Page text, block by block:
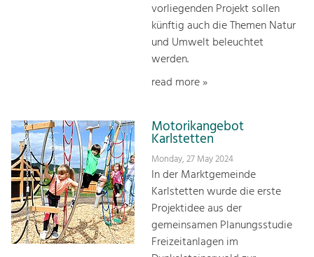
vorliegenden Projekt sollen
künftig auch die Themen Natur
und Umwelt beleuchtet
werden.
read more »
Motorikangebot
Karlstetten
Monday, 27 May 2024
In der Marktgemeinde
Karlstetten wurde die erste
Projektidee aus der
gemeinsamen Planungsstudie
Freizeitanlagen im